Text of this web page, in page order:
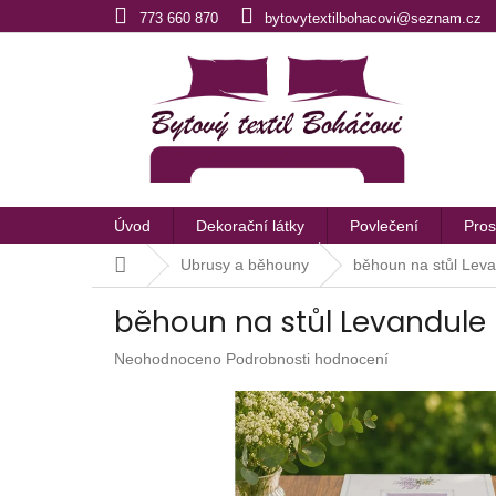
na
773 660 870 bytovytextilbohacovi@seznam.cz
Úvod Dekorační látky Povlečení
Domů Ubrusy a běhouny běhoun na stůl
běhoun na stůl Levandule
Průměrné
Neohodnoceno Podrobnosti hodnocení